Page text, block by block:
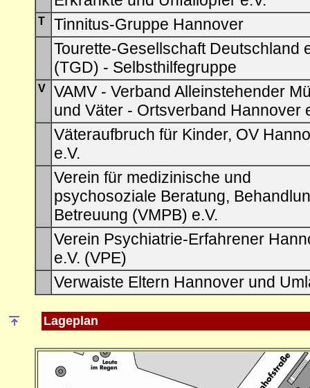
T
Tinnitus-Gruppe Hannover
Tourette-Gesellschaft Deutschland
(TGD) - Selbsthilfegruppe
V
VAMV - Verband Alleinstehender
und Väter - Ortsverband Hannover
Väteraufbruch für Kinder, OV
e.V.
Verein für medizinische und
psychosoziale Beratung,
Betreuung (VMPB) e.V.
Verein Psychiatrie-Erfahrener
e.V. (VPE)
Verwaiste Eltern Hannover und
Lageplan